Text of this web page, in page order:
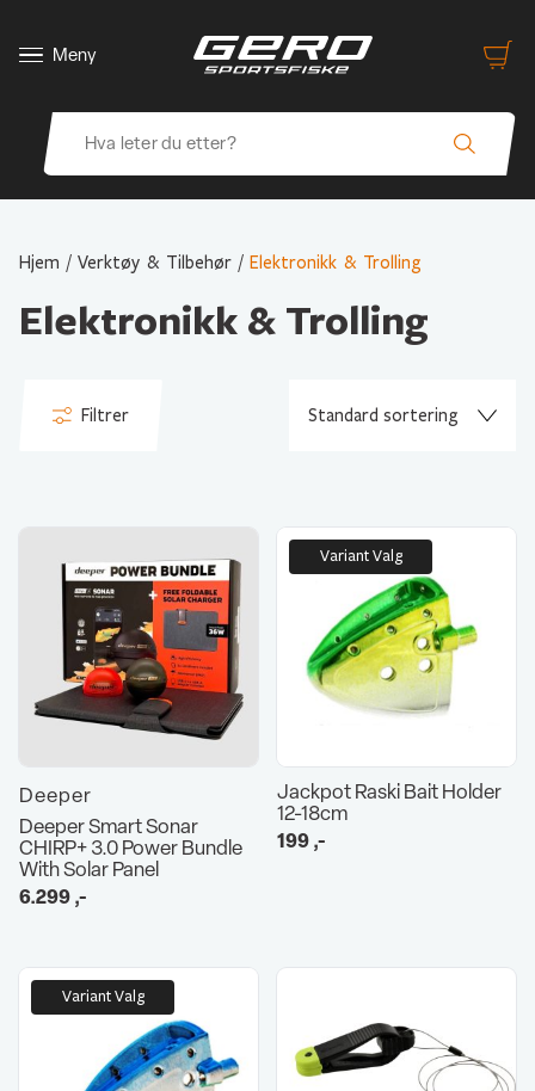
Meny
Hjem / Verktøy & Tilbehør / Elektronikk & Trolling
Elektronikk & Trolling
Filtrer
Deeper
Deeper Smart Sonar
CHIRP+ 3.0 Power Bundle
With Solar Panel
6.299,-
Variant Valg
Jackpot Raski Bait Holder
12-18cm
199,-
Variant Valg